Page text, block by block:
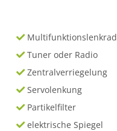
Multifunktionslenkrad
Tuner oder Radio
Zentralverriegelung
Servolenkung
Partikelfilter
elektrische Spiegel